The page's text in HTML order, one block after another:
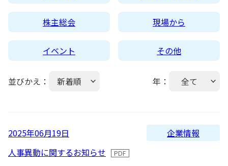
レノバの強み
発電所・蓄電所一覧
コーポレートPPA
蓄電事業
会社概要・アクセス
CEOメッセージ
企業理念
私たちの想い
サステナビリティ
理念・ポリシー
環境
ガバナンス
IR情報
IRニュース
お問い合わせ
株主総会 現場から
イベント その他
並びかえ： 新着順
古い順
年： 全て
2026
2025年06月19日
企業情報
人事異動に関するお知らせ